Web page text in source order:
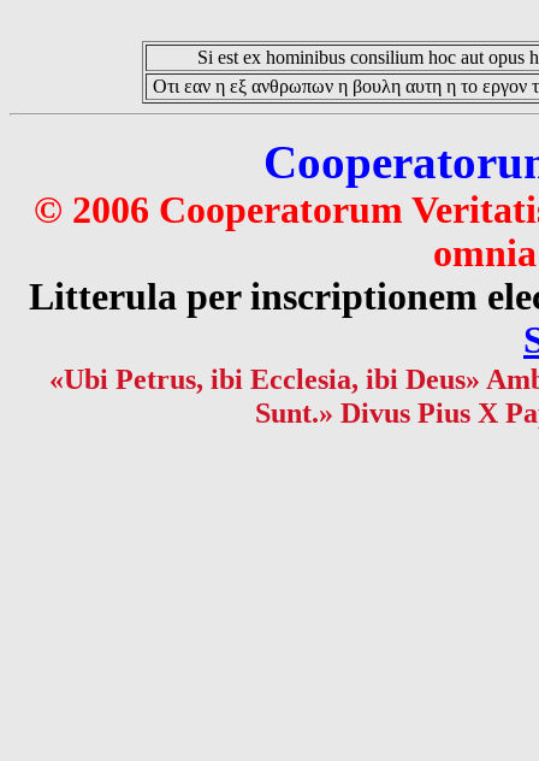
Si est ex hominibus consilium hoc aut opus
Οτι εαν η εξ ανθρωπων η βουλη αυτη η το εργον
© 2006 Cooperatorum
Litterula per inscriptionem
«Ubi Petrus, ibi Ecclesia, ibi Deus»
Sunt.» Divus Pius X